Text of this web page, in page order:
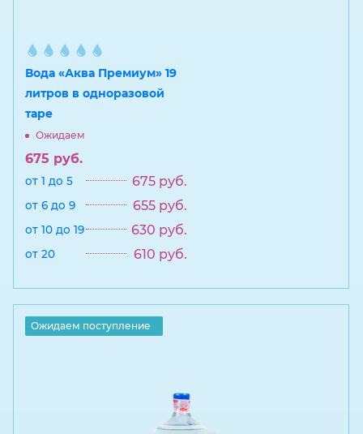
Вода «Аква Премиум» 19
литров в одноразовой
таре
Ожидаем
675 руб.
от 1 до 5 675 руб.
от 6 до 9 655 руб.
от 10 до 19 630 руб.
от 20 610 руб.
Ожидаем поступление